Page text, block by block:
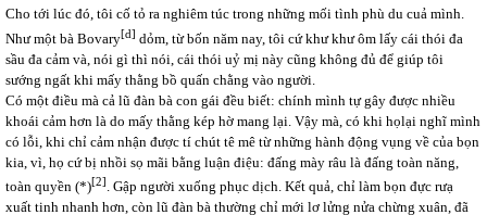
Cho tới lúc đó, tôi cố tỏ ra nghiêm túc trong những mối tình phù du cuả mình.
Như một bà Bovary[d] dỏm, từ bốn năm nay, tôi cứ khư khư ôm lấy cái thói đa
sầu đa cảm và, nói gì thì nói, cái thói uỷ mị này cũng không đủ để giúp tôi
sướng ngất khi mấy thằng bồ quấn chằng vào người.
Có một điều mà cả lũ đàn bà con gái đều biết: chính mình tự gây được nhiều
khoái cảm hơn là do mấy thằng kép hờ mang lại. Vậy mà, có khi họlại nghĩ mình
có lỗi, khi chỉ cảm nhận được tí chút tê mê từ những hành động vụng về của bọn
kia, vì, họ cứ bị nhồi sọ mãi bằng luận điệu: đấng mày râu là đấng toàn năng,
toàn quyền (*)[2] . Gập người xuống phục dịch. Kết quả, chỉ làm bọn đực rưạ
xuất tinh nhanh hơn, còn lũ đàn bà thường chỉ mới lơ lửng nửa chừng xuân, đã